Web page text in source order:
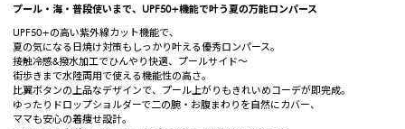
プール・海・普段使いまで、UPF50+機能で叶う夏の万能ロンパース
UPF50+の高い紫外線カット機能で、
夏の気になる日焼け対策もしっかり叶える優秀ロンパース。
接触冷感&撥水加工でひんやり快適、プールサイド〜
街歩きまで水陸両用で使える機能性の高さ。
比翼ボタンの上品なデザインで、プール上がりもきれいめコーデが即完成。
ゆったりドロップショルダーで二の腕・お腹まわりを自然にカバー、
ママも安心の着痩せ設計。